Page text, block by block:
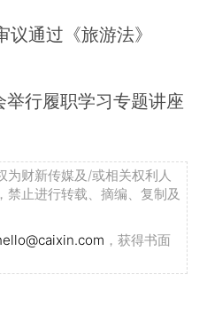
通过《旅游法》
行履职学习专题讲座
为财新传媒及/或相关权利人
禁止进行转载、摘编、复制及
，获得书面